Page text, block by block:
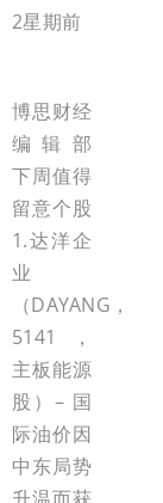
2星期前
博思财经
编辑部
下周值得
留意个股
1.达洋企
业
（DAYANG，
5141，
主板能源
股）– 国
际油价因
中东局势